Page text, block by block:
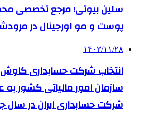
سلین بیوتی؛ مرجع تخصصی
پوست و مو اورجینال در
۱۴۰۳/۱۱/۲۸
انتخاب شرکت حسابداری
سازمان امور مالیاتی کشور به
شرکت حسابداری ایران در سال